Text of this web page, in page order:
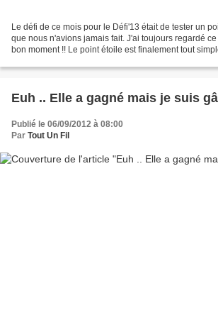
Le défi de ce mois pour le Défi'13 était de tester un
que nous n'avions jamais fait. J'ai toujours regardé
bon moment !! Le point étoile est finalement tout
Euh .. Elle a gagné mais je suis
Publié le 06/09/2012 à 08:00
Par Tout Un Fil